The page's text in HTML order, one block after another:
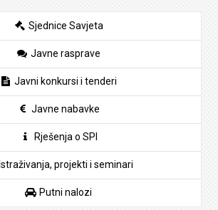
Sjednice Savjeta
Javne rasprave
Javni konkursi i tenderi
Javne nabavke
Rješenja o SPI
Istraživanja, projekti i seminari
Putni nalozi